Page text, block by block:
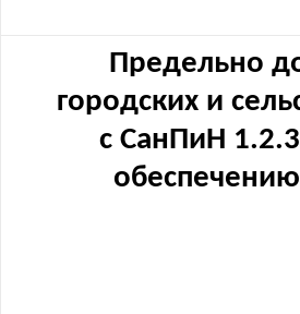
Предельно
городских и
с СанПиН